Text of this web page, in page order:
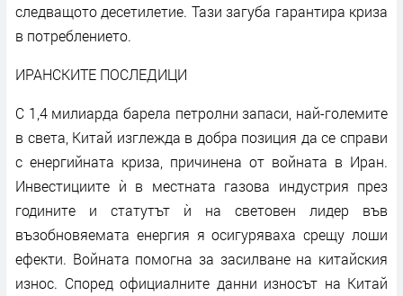
следващото десетилетие. Тази загуба гарантира криза
в потреблението.
ИРАНСКИТЕ ПОСЛЕДИЦИ
С 1,4 милиарда барела петролни запаси, най-големите
в света, Китай изглежда в добра позиция да се справи
с енергийната криза, причинена от войната в Иран.
Инвестициите ѝ в местната газова индустрия през
годините и статутът ѝ на световен лидер във
възобновяемата енергия я осигуряваха срещу лоши
ефекти. Войната помогна за засилване на китайския
износ. Според официалните данни износът на Китай